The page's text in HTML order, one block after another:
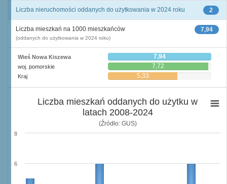
2
Liczba nieruchomości oddanych do użytkowania w 2024 roku
7,94
Liczba mieszkań na 1000 mieszkańców
(oddanych do użytkowania w 2024 roku)
Wieś Nowa Kiszewa 7,94
woj. pomorskie 7,72
Kraj 5,33
Liczba mieszkań oddanych do użytku w
latach 2008-2024
(Źródło: GUS)
6
8